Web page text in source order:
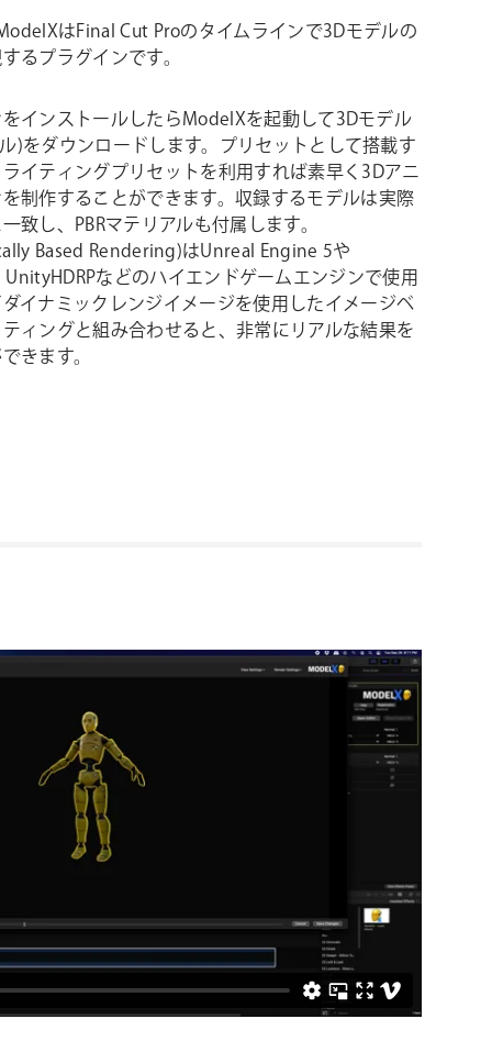
はFinal Cut Proのタイムラインで3Dモデルの
るプラグインです。
インストールしたらModelXを起動して3Dモデル
)をダウンロードします。プリセットとして搭載す
イティングプリセットを利用すれば素早く3Dアニ
制作することができます。収録するモデルは実際
致し、PBRマテリアルも付属します。
Based Rendering)はUnreal Engine 5や
などのハイエンドゲームエンジンで使用
イナミックレンジイメージを使用したイメージベ
ィングと組み合わせると、非常にリアルな結果を
きます。